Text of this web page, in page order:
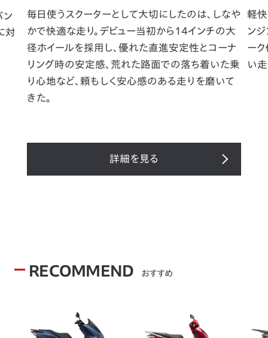
ン
対
毎日使うスクーターとして大切にしたのは、しなや
かで快適な走り。デビュー当初から14インチの大
径ホイールを採用し、優れた直進安定性とコーナ
リング時の安定感、荒れた路面での落ち着いた乗
り心地など、頼もしく安心感のある走りを磨いて
きた。
軽
ンジ
ー
い
詳細を見る
RECOMMEND おすすめ